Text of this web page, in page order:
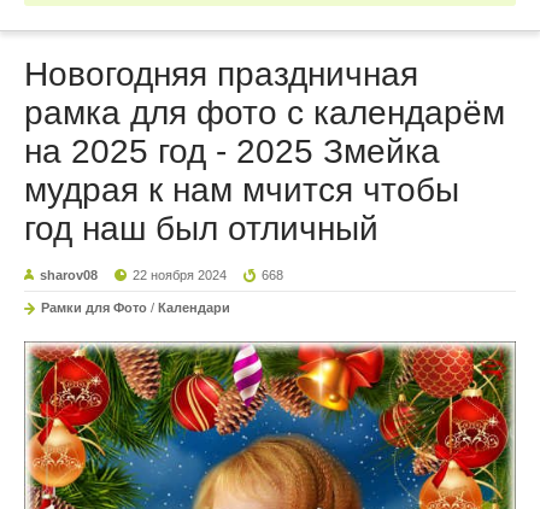
Новогодняя праздничная
рамка для фото с календарём
на 2025 год - 2025 Змейка
мудрая к нам мчится чтобы
год наш был отличный
sharov08 22 ноября 2024 668
Рамки для Фото / Календари